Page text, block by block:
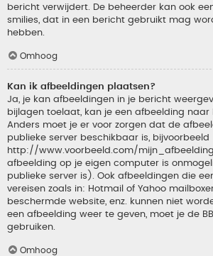
bericht verwijdert. De beheerder kan ook
smilies, dat in een bericht gebruikt mag
hebben.
Omhoog
Kan ik afbeeldingen plaatsen?
Ja, je kan afbeeldingen in je bericht
bijlagen toelaat, kan je een afbeelding naar
Anders moet je er voor zorgen dat de
publieke server beschikbaar is, bijvoorbeeld
http://www.voorbeeld.com/
afbeelding op je eigen computer is
publieke server is). Ook afbeeldingen die
vereisen zoals in: Hotmail of Yahoo
beschermde website, enz. kunnen niet
een afbeelding weer te geven, moet je de
gebruiken.
Omhoog